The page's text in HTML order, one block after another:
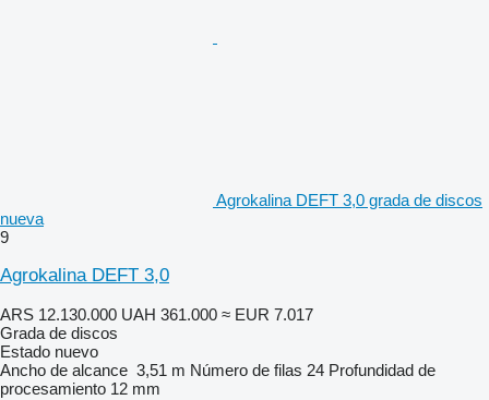
Agrokalina DEFT 3,0 grada de discos
nueva
9
Agrokalina DEFT 3,0
ARS 12.130.000 UAH 361.000 ≈ EUR 7.017
Grada de discos
Estado nuevo
Ancho de alcance 3,51 m Número de filas 24 Profundidad de
procesamiento 12 mm